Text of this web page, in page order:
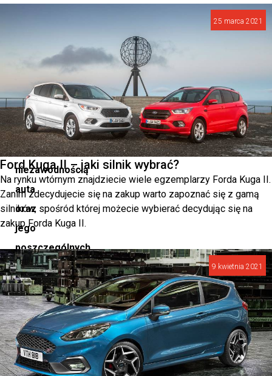
cieszyć
się
jakością
oraz
niezawodnością
auta
oraz
jego
poszczególnych
elementów.
Części
do
Peugeota
25 marca 2021
Ford Kuga II – jaki silnik wybrać?
Na rynku wtórnym znajdziecie wiele egzemplarzy Forda Kuga II.
Zanim zdecydujecie się na zakup warto zapoznać się z gamą
silników, spośród której możecie wybierać decydując się na
zakup Forda Kuga II.
9 kwietnia 2021